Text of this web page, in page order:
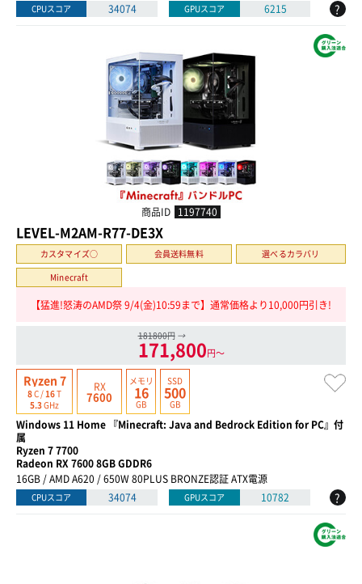
CPUスコア 34074 GPUスコア 6215 ?
商品ID 1197740
LEVEL-M2AM-R77-DE3X
カスタマイズ○ 会員送料無料
選べるカラバリ
Minecraft
【猛進!怒涛のAMD祭 9/4(金)10:59まで】通常価格より10,000円引き!
181800円 →
171,800円〜
Ryzen 7
8C / 16T
5.3GHz
RX
7600
メモリ
16
GB
SSD
500
GB
Windows 11 Home 『Minecraft: Java and Bedrock Edition for PC』付
属
Ryzen 7 7700
Radeon RX 7600 8GB GDDR6
16GB / AMD A620 / 650W 80PLUS BRONZE認証 ATX電源
CPUスコア 34074 GPUスコア 10782 ?